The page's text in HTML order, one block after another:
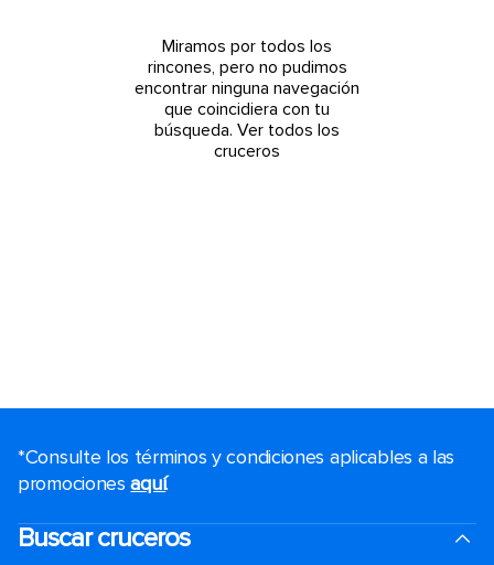
Miramos por todos los
rincones, pero no pudimos
encontrar ninguna navegación
que coincidiera con tu
búsqueda. Ver todos los
cruceros
*Consulte los términos y condiciones aplicables a las
promocionesaquí.
Buscar cruceros